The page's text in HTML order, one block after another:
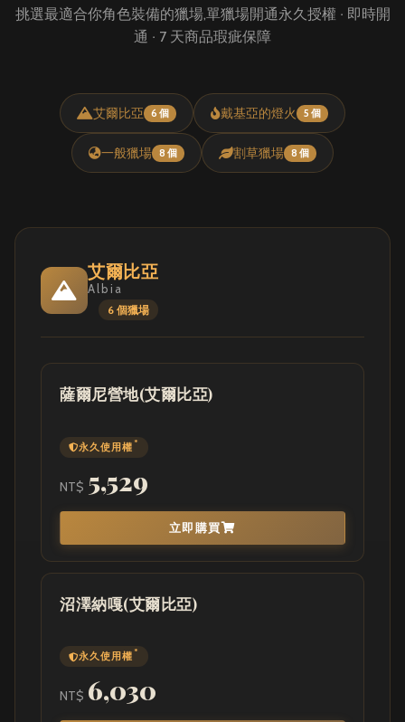
挑選最適合你角色裝備的獵場,單獵場開通永久授權 ‧ 即時開
通 ‧ 7 天商品瑕疵保障
艾爾比亞 6 個 戴基亞的燈火 5 個
一般獵場 8 個 割草獵場 8 個
艾爾比亞
Albia
6 個獵場
薩爾尼營地(艾爾比亞)
永久使用權*
NT$ 5,529
立即購買
沼澤納嘎(艾爾比亞)
永久使用權*
NT$ 6,030